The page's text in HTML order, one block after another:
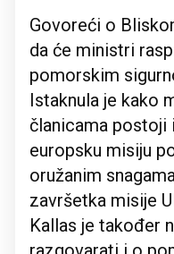
Govoreći o
da će ministri
pomorskim
Istaknula je kako
članicama postoji
europsku misiju
oružanim
završetka misije
Kallas je također